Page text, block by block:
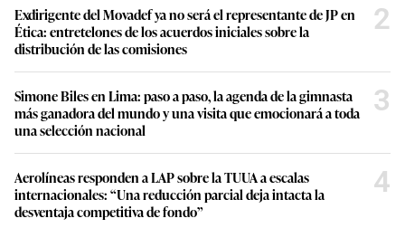
Exdirigente del Movadef ya no será el representante de JP en
Ética: entretelones de los acuerdos iniciales sobre la
distribución de las comisiones
2
Simone Biles en Lima: paso a paso, la agenda de la gimnasta
más ganadora del mundo y una visita que emocionará a toda
una selección nacional
3
Aerolíneas responden a LAP sobre la TUUA a escalas
internacionales: “Una reducción parcial deja intacta la
desventaja competitiva de fondo”
4